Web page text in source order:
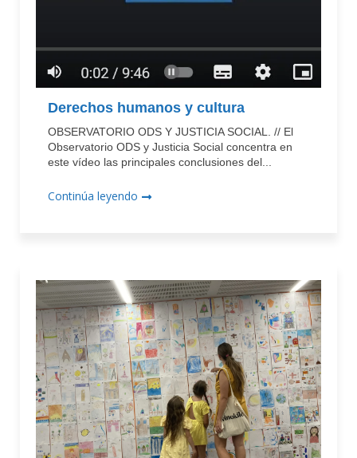
Derechos humanos y cultura
OBSERVATORIO ODS Y JUSTICIA SOCIAL. // El
Observatorio ODS y Justicia Social concentra en
este vídeo las principales conclusiones del...
Continúa leyendo